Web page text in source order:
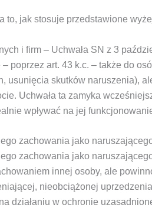
to, jak stosuje przedstawione
i firm – Uchwała SN z 3
poprzez art. 43 k.c. – także do
usunięcia skutków naruszenia),
Uchwała ta zamyka
wpływać na jej
zachowania jako
zachowania jako
innej osoby, ale
nieobciążonej
działaniu w ochronie